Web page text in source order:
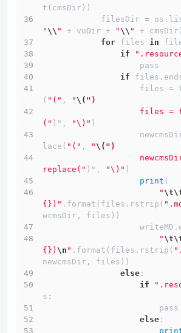
t(cmsDir))
            filesDir
=
" \\ " + vuDir + " \\ " + cmsDir)
for files in
if
                    pass
if
                    files
=
( "(" , " \( ")
(" )", "\)" )
lace( "(" , " \( ")
replace(" )", "\)" )
print (
" \t
{})" .format(files.rstrip(
wcmsDir, files))
" \t
{}) \n " .format(files.rstrip(
newcmsDir, files))
else :
if
s:
                        pass
else :